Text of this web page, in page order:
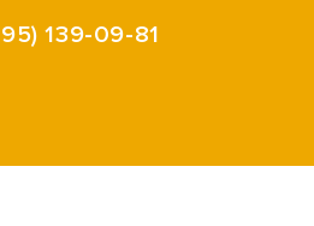
139-09-81